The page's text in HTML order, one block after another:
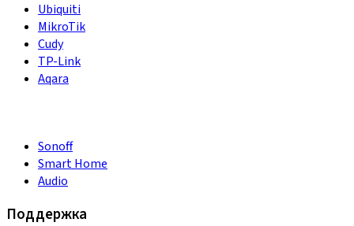
Ubiquiti
MikroTik
Cudy
TP-Link
Aqara
Sonoff
Smart Home
Audio
Поддержка